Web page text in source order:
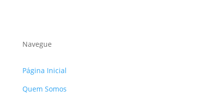
Navegue
Página Inicial
Quem Somos